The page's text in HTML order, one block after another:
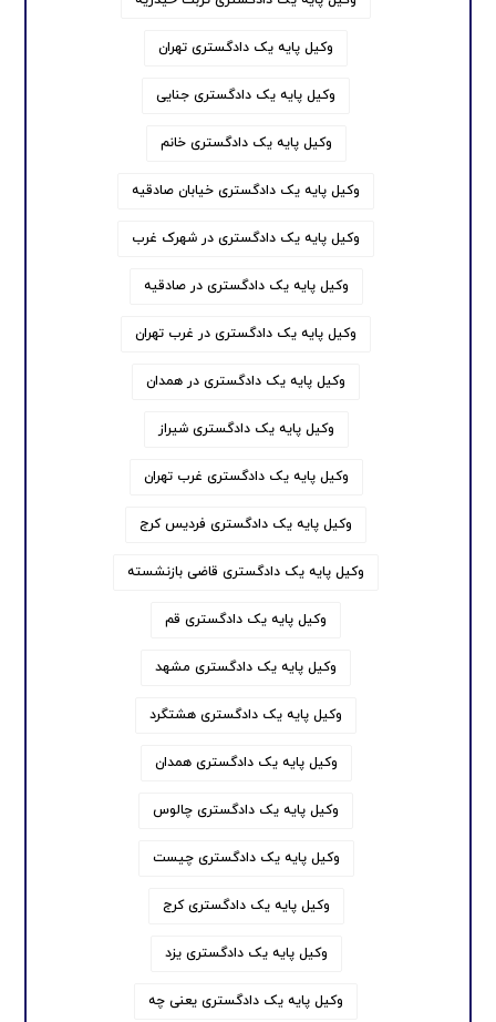
وکیل پایه یک دادگستری تهران
وکیل پایه یک دادگستری جنایی
وکیل پایه یک دادگستری خانم
وکیل پایه یک دادگستری خیابان صادقیه
وکیل پایه یک دادگستری در شهرک غرب
وکیل پایه یک دادگستری در صادقیه
وکیل پایه یک دادگستری در غرب تهران
وکیل پایه یک دادگستری در همدان
وکیل پایه یک دادگستری شیراز
وکیل پایه یک دادگستری غرب تهران
وکیل پایه یک دادگستری فردیس کرج
وکیل پایه یک دادگستری قاضی بازنشسته
وکیل پایه یک دادگستری قم
وکیل پایه یک دادگستری مشهد
وکیل پایه یک دادگستری هشتگرد
وکیل پایه یک دادگستری همدان
وکیل پایه یک دادگستری چالوس
وکیل پایه یک دادگستری چیست
وکیل پایه یک دادگستری کرج
وکیل پایه یک دادگستری یزد
وکیل پایه یک دادگستری یعنی چه